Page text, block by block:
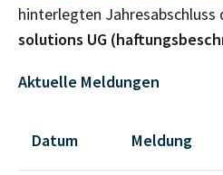
hinterlegten Jahresabschluss
solutions UG
Aktuelle Meldungen
Datum Meldung